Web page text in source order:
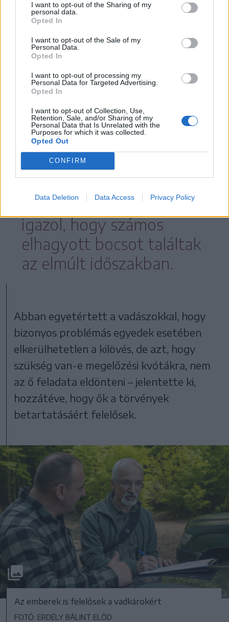
I want to opt-out of the Sharing of my
personal data.
Opted In
I want to opt-out of the Sale of my
Personal Data.
Opted In
I want to opt-out of processing my
Personal Data for Targeted Advertising.
Opted In
I want to opt-out of Collection, Use,
Retention, Sale, and/or Sharing of my
Personal Data that Is Unrelated with the
Purposes for which it was collected.
Opted Out
CONFIRM
Data Deletion Data Access Privacy Policy
környezetvédelmi ügynökség munkatársa.
Mint mondta, bár egy nap alatt sok
mindent nem lehet megállapítani, érződik
a populáció növekedése, de ez nem
képzelik. A folyamat ráadásul a prevenciós
Persze az is tény, hogy
lassan telítődik az
eltartóképessége, amit
igazol, hogy számos
elhagyott bocsot találtak
az elmúlt időszakban.
Abban egyetértett a vadászokkal, hogy
bizonyos problémás egyedek esetében
elkerülhetetlen a kilövés, de azt, hogy
szükség van-e megelőzési kvótákra, nem
az ő feladata eldönteni – jelentette ki,
hozzátéve, hogy ők a törvények
betartatásáért felelősek.
Az emberek is felelősek a vadkárokért
FOTÓ: ERDÉLY BÁLINT ELŐD